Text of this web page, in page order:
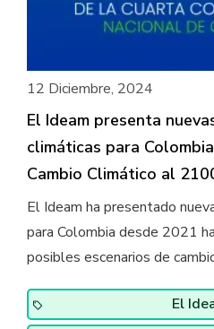
12 Diciembre, 2024
El Ideam presenta
climáticas para
Cambio Climático al
El Ideam ha presentado
para Colombia desde 2021
posibles escenarios de
El